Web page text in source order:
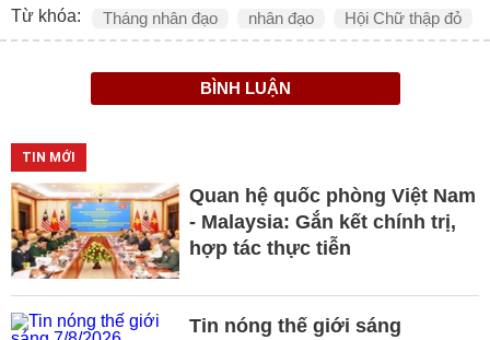
Từ khóa: Tháng nhân đạo nhân đạo Hội Chữ thập đỏ
BÌNH LUẬN
TIN MỚI
Quan hệ quốc phòng Việt Nam
- Malaysia: Gắn kết chính trị,
hợp tác thực tiễn
Tin nóng thế giới sáng